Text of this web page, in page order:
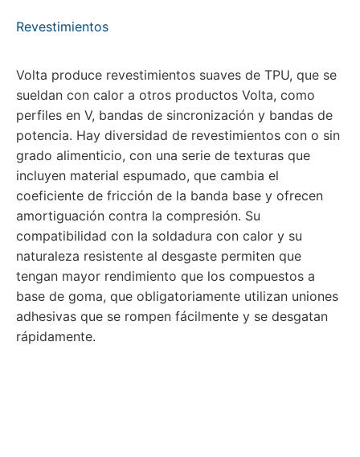
Revestimientos
Volta produce revestimientos suaves de TPU, que se
sueldan con calor a otros productos Volta, como
perfiles en V, bandas de sincronización y bandas de
potencia. Hay diversidad de revestimientos con o sin
grado alimenticio, con una serie de texturas que
incluyen material espumado, que cambia el
coeficiente de fricción de la banda base y ofrecen
amortiguación contra la compresión. Su
compatibilidad con la soldadura con calor y su
naturaleza resistente al desgaste permiten que
tengan mayor rendimiento que los compuestos a
base de goma, que obligatoriamente utilizan uniones
adhesivas que se rompen fácilmente y se desgatan
rápidamente.